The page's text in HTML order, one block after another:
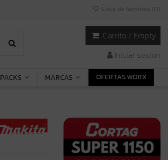
Lista de favoritos (0)
Carrito / Empty
Iniciar sesión
PACKS MARCAS
OFERTAS WORX